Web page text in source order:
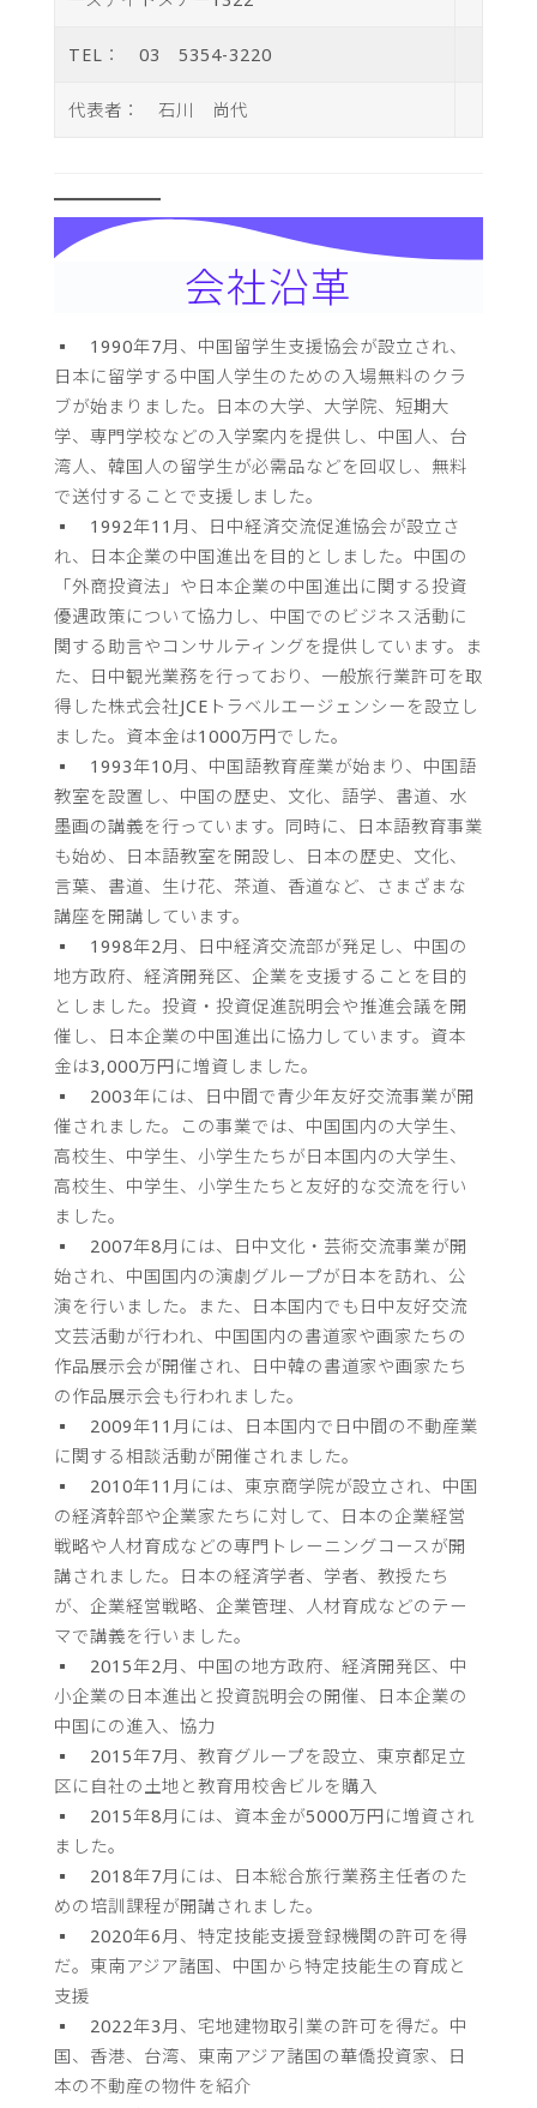
TEL： 03 5354-3220
代表者： 石川 尚代
会社沿革
▪ 1990年7月、中国留学生支援協会が設立され、
日本に留学する中国人学生のための入場無料のクラ
ブが始まりました。日本の大学、大学院、短期大
学、専門学校などの入学案内を提供し、中国人、台
湾人、韓国人の留学生が必需品などを回収し、無料
で送付することで支援しました。
▪ 1992年11月、日中経済交流促進協会が設立さ
れ、日本企業の中国進出を目的としました。中国の
「外商投資法」や日本企業の中国進出に関する投資
優遇政策について協力し、中国でのビジネス活動に
関する助言やコンサルティングを提供しています。ま
た、日中観光業務を行っており、一般旅行業許可を取
得した株式会社JCEトラベルエージェンシーを設立し
ました。資本金は1000万円でした。
▪ 1993年10月、中国語教育産業が始まり、中国語
教室を設置し、中国の歴史、文化、語学、書道、水
墨画の講義を行っています。同時に、日本語教育事業
も始め、日本語教室を開設し、日本の歴史、文化、
言葉、書道、生け花、茶道、香道など、さまざまな
講座を開講しています。
▪ 1998年2月、日中経済交流部が発足し、中国の
地方政府、経済開発区、企業を支援することを目的
としました。投資・投資促進説明会や推進会議を開
催し、日本企業の中国進出に協力しています。資本
金は3,000万円に増資しました。
▪ 2003年には、日中間で青少年友好交流事業が開
催されました。この事業では、中国国内の大学生、
高校生、中学生、小学生たちが日本国内の大学生、
高校生、中学生、小学生たちと友好的な交流を行い
ました。
▪ 2007年8月には、日中文化・芸術交流事業が開
始され、中国国内の演劇グループが日本を訪れ、公
演を行いました。また、日本国内でも日中友好交流
文芸活動が行われ、中国国内の書道家や画家たちの
作品展示会が開催され、日中韓の書道家や画家たち
の作品展示会も行われました。
▪ 2009年11月には、日本国内で日中間の不動産業
に関する相談活動が開催されました。
▪ 2010年11月には、東京商学院が設立され、中国
の経済幹部や企業家たちに対して、日本の企業経営
戦略や人材育成などの専門トレーニングコースが開
講されました。日本の経済学者、学者、教授たち
が、企業経営戦略、企業管理、人材育成などのテー
マで講義を行いました。
▪ 2015年2月、中国の地方政府、経済開発区、中
小企業の日本進出と投資説明会の開催、日本企業の
中国にの進入、協力
▪ 2015年7月、教育グループを設立、東京都足立
区に自社の土地と教育用校舎ビルを購入
▪ 2015年8月には、資本金が5000万円に増資され
ました。
▪ 2018年7月には、日本総合旅行業務主任者のた
めの培訓課程が開講されました。
▪ 2020年6月、特定技能支援登録機関の許可を得
だ。東南アジア諸国、中国から特定技能生の育成と
支援
▪ 2022年3月、宅地建物取引業の許可を得だ。中
国、香港、台湾、東南アジア諸国の華僑投資家、日
本の不動産の物件を紹介